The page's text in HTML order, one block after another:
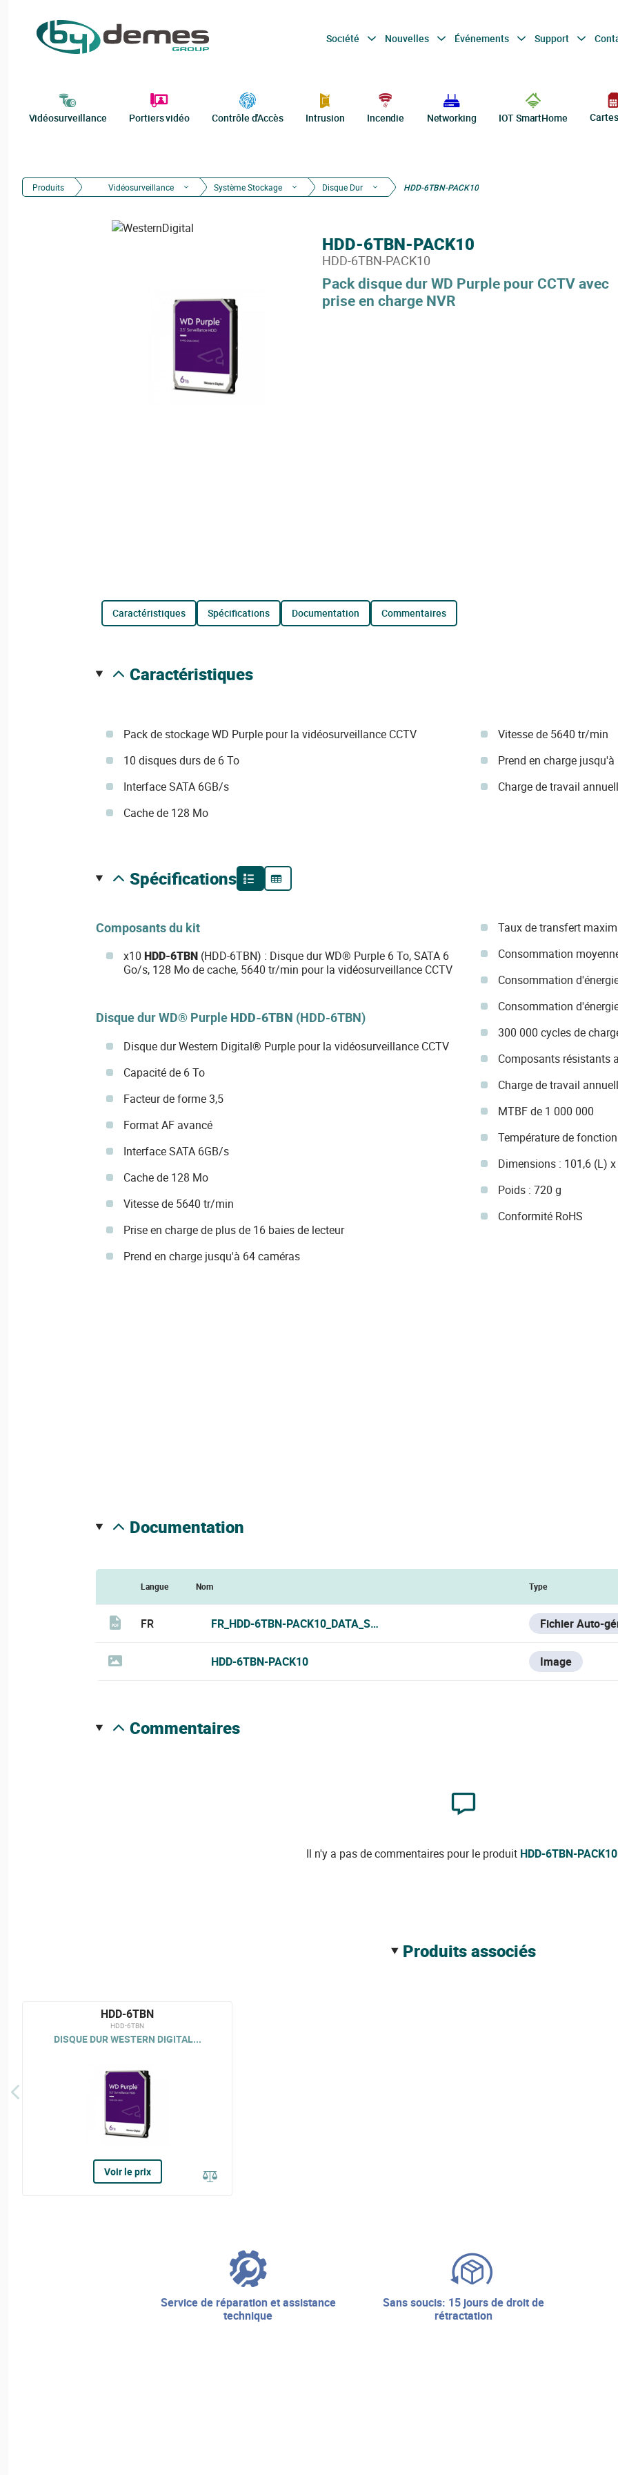
Société Nouvelles Événements Support
Vidéosurveillance Portiers vidéo Contrôle d'Accès Intrusion Incendie Networking IOT SmartHome
Produits Vidéosurveillance Système Stockage Disque Dur HDD-6TBN-PACK10
Pack disque dur WD Purple pour CCTV avec
prise en charge NVR
HDD-6TBN-PACK10
HDD-6TBN-PACK10
caractéristiques spécifications documentation commentaires
caractéristiques
Pack de stockage WD Purple pour la vidéosurveillance CCTV
10 disques durs de 6 To
Interface SATA 6GB/s
Cache de 128 Mo
Vitesse de 5640 tr/min
Prend en charge
Charge de travail
spécifications
Composants du kit
x10 HDD-6TBN(HDD-6TBN) : Disque dur WD® Purple 6 To, SATA 6
Go/s, 128 Mo de cache, 5640 tr/min pour la vidéosurveillance CCTV
Disque dur WD® Purple HDD-6TBN (HDD-6TBN)
Disque dur Western Digital® Purple pour la vidéosurveillance CCTV
Capacité de 6 To
Facteur de forme 3,5
Format AF avancé
Interface SATA 6GB/s
Cache de 128 Mo
Vitesse de 5640 tr/min
Prise en charge de plus de 16 baies de lecteur
Prend en charge jusqu'à 64 caméras
Taux de transfert
Consommation
Consommation
Consommation
300 000 cycles de
Composants résistants
Charge de travail
MTBF de 1 000 000
Température de
Dimensions : 101,6 (L)
Poids : 720 g
Conformité RoHS
documentation
Langue Nom Type
FR FR_HDD-6TBN-PACK10_DATA_SHEET.PDF Fichier Auto-
HDD-6TBN-PACK10 Image
commentaires
Il n'y a pas de commentaires pour le produit HDD-6TBN-PACK10
produits associés
HDD-6TBN
HDD-6TBN
DISQUE DUR WESTERN DIGITAL...
Voir le prix
service de réparation et assistance
technique
sans soucis: 15 jours de droit de
rétractation